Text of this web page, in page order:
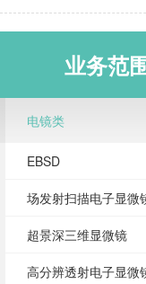
业务范
电镜类
EBSD
场发射扫描电子显微
超景深三维显微镜
高分辨透射电子显微